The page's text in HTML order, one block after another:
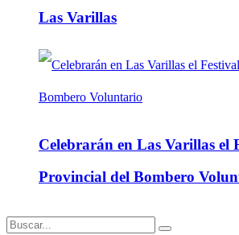
Las Varillas
Celebrarán en Las Varillas el
Provincial del Bombero